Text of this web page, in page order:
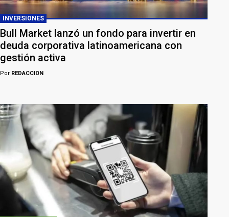
INVERSIONES
Bull Market lanzó un fondo para invertir en
deuda corporativa latinoamericana con
gestión activa
Por REDACCION